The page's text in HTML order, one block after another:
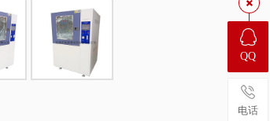
QQ
电话